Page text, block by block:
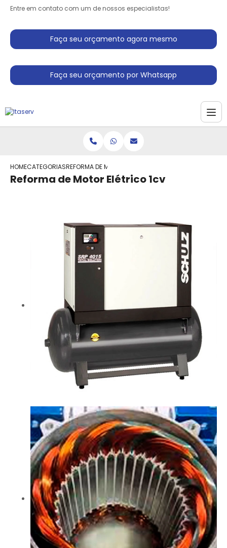
Entre em contato com um de nossos especialistas!
Faça seu orçamento agora mesmo
Faça seu orçamento por Whatsapp
HOMECATEGORIASREFORMA DE MOTOR ELETRICO 1CV
Reforma de Motor Elétrico 1cv